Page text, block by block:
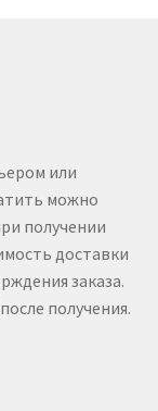
или
можно
получении
доставки
заказа.
получения.